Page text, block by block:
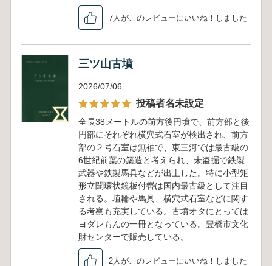
7人がこのレビューにいいね！しました
三ツ山古墳
2026/07/06
投稿者名未設定
全長38メートルの前方後円墳で、前方部と後
円部にそれぞれ横穴式石室が検出され、前方
部の２号石室は無袖で、東三河では最古級の
6世紀前葉の築造と考えられ、未盗掘で鉄製
武器や鉄製馬具などが出土した。特に小型矩
形立聞環状鏡板付轡は国内最古級として注目
される。埴輪や馬具、横穴式石室などに関す
る考察も充実している。古墳オタにとっては
ヨダレもんの一冊となっている。豊橋市文化
財センターで販売している。
2人がこのレビューにいいね！しました